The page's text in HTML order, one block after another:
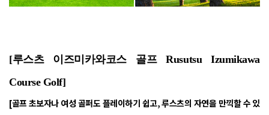
[루스츠 이즈미카와코스 골프 Rusutsu Izumikawa
Course Golf]
[골프 초보자나 여성 골퍼도 플레이하기 쉽고, 루스츠의 자연을 만끽할 수 있